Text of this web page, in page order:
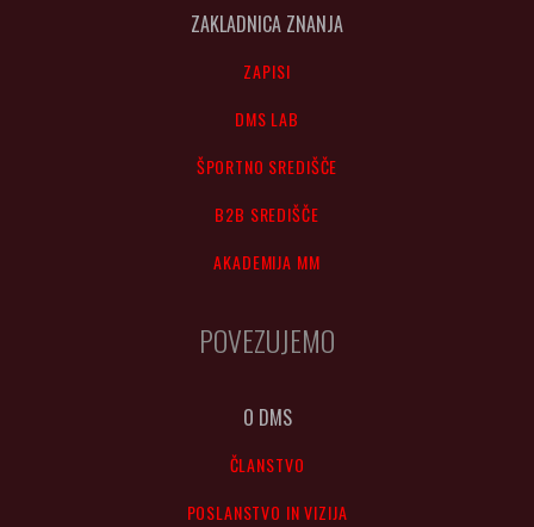
ZAKLADNICA ZNANJA
ZAPISI
DMS LAB
ŠPORTNO SREDIŠČE
B2B SREDIŠČE
AKADEMIJA MM
POVEZUJEMO
O DMS
ČLANSTVO
POSLANSTVO IN VIZIJA